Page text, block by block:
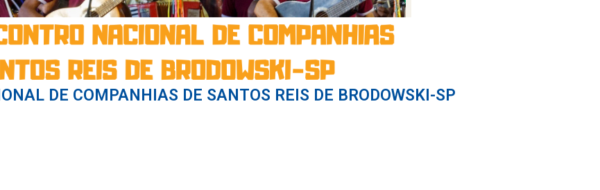
DE COMPANHIAS DE SANTOS REIS DE BRODOWSKI-SP